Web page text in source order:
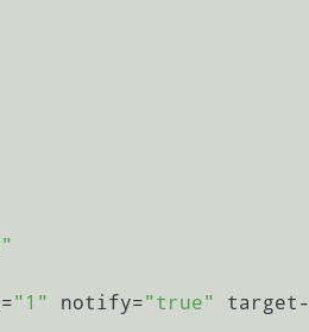
"1" notify="true"
target-